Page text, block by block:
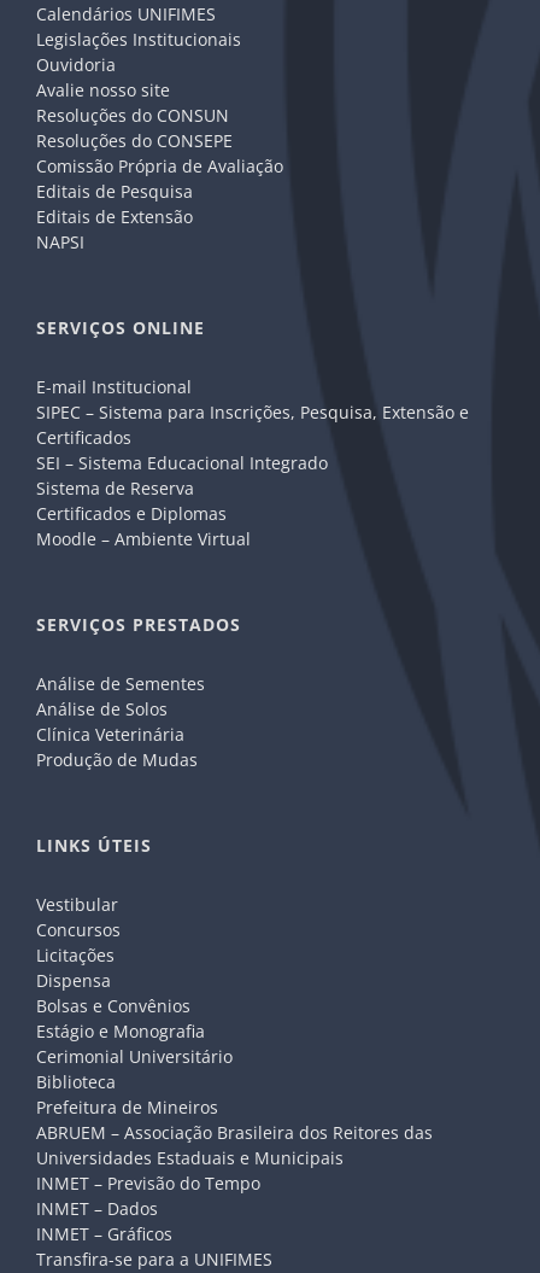
Calendários UNIFIMES
Legislações Institucionais
Ouvidoria
Avalie nosso site
Resoluções do CONSUN
Resoluções do CONSEPE
Comissão Própria de Avaliação
Editais de Pesquisa
Editais de Extensão
NAPSI
SERVIÇOS ONLINE
E-mail Institucional
SIPEC – Sistema para Inscrições, Pesquisa, Extensão e
Certificados
SEI – Sistema Educacional Integrado
Sistema de Reserva
Certificados e Diplomas
Moodle – Ambiente Virtual
SERVIÇOS PRESTADOS
Análise de Sementes
Análise de Solos
Clínica Veterinária
Produção de Mudas
LINKS ÚTEIS
Vestibular
Concursos
Licitações
Dispensa
Bolsas e Convênios
Estágio e Monografia
Cerimonial Universitário
Biblioteca
Prefeitura de Mineiros
ABRUEM – Associação Brasileira dos Reitores das
Universidades Estaduais e Municipais
INMET – Previsão do Tempo
INMET – Dados
INMET – Gráficos
Transfira-se para a UNIFIMES